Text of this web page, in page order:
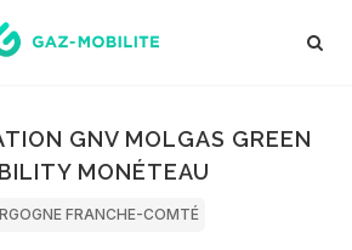
GNV MOLGAS GREEN
MONÉTEAU
FRANCHE-COMTÉ